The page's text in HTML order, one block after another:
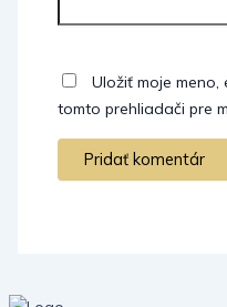
Uložiť moje
tomto prehliadači pre